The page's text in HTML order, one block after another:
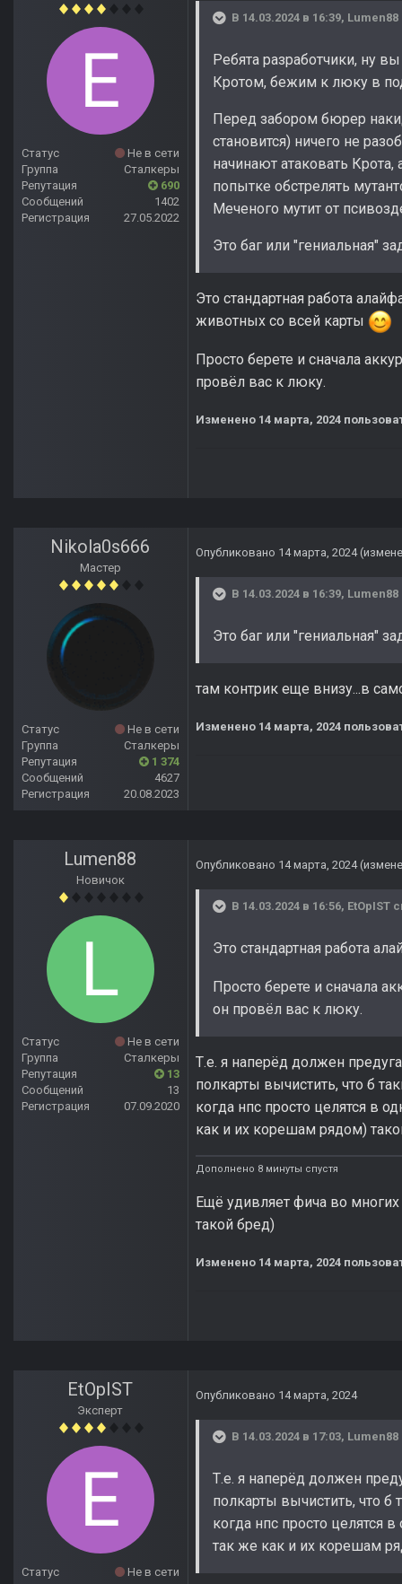
Статус
Не в сети
Группа
Сталкеры
Репутация
690
Сообщений
1402
Регистрация
27.05.2022
В 14.03.2024 в 16:39, Lumen88
Ребята разработчики, ну
Кротом, бежим к люку в
Перед забором бюрер
становится) ничего не
начинают атаковать
попытке обстрелять
Меченого мутит от
Это баг или "гениальная"
Это стандартная работа
животных со всей карты
Просто берете и сначала
провёл вас к люку.
Изменено 14 марта, 2024
Nikola0s666
Мастер
Статус
Не в сети
Группа
Сталкеры
Репутация
1 374
Сообщений
4627
Регистрация
20.08.2023
Опубликовано 14 марта, 2024
В 14.03.2024 в 16:39, Lumen88
Это баг или "гениальная"
там контрик еще внизу...в
Изменено 14 марта, 2024
Lumen88
Новичок
Статус
Не в сети
Группа
Сталкеры
Репутация
13
Сообщений
13
Регистрация
07.09.2020
Опубликовано 14 марта, 2024
В 14.03.2024 в 16:56, EtOpIST
Это стандартная работа
Просто берете и сначала
он провёл вас к люку.
Т.е. я наперёд должен
полкарты вычистить, что б
когда нпс просто целятся в
как и их корешам рядом)
Дополнено 8 минуты спустя
Ещё удивляет фича во многих
такой бред)
Изменено 14 марта, 2024
EtOpIST
Эксперт
Статус
Не в сети
Опубликовано 14 марта, 2024
В 14.03.2024 в 17:03, Lumen88
Т.е. я наперёд должен
полкарты вычистить, что б
когда нпс просто целятся
так же как и их корешам